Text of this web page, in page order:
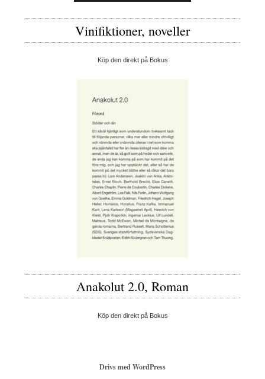
Vinifiktioner, noveller
Köp den direkt på Bokus
Anakolut 2.0, Roman
Köp den direkt på Bokus
Drivs med WordPress